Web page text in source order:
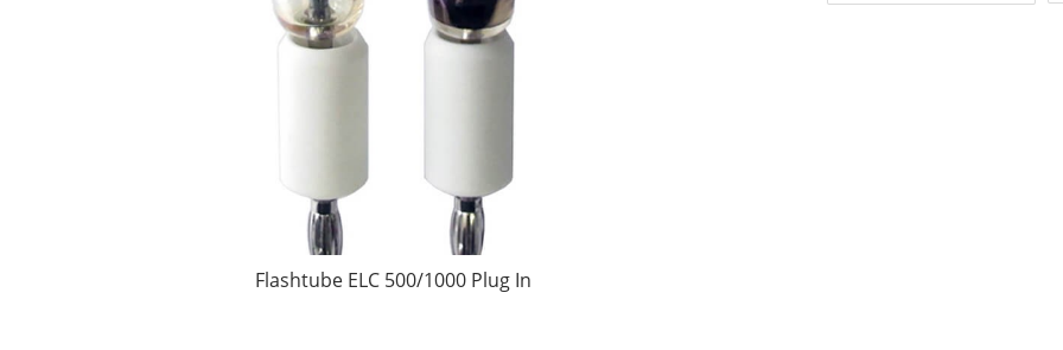
Flashtube ELC 500/1000 Plug In